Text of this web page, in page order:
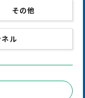
その他
ル